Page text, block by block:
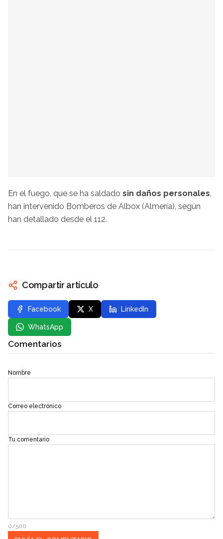
En el fuego, que se ha saldado sin daños personales,
han intervenido Bomberos de Albox (Almería), según
han detallado desde el 112.
Compartir artículo
Facebook X LinkedIn
WhatsApp
Comentarios
Nombre
Correo electrónico
Tu comentario
0/500